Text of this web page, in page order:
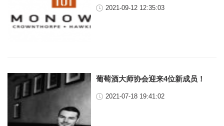
2021-09-12 12:35:03
葡萄酒大师协会迎来4位新成员！
2021-07-18 19:41:02